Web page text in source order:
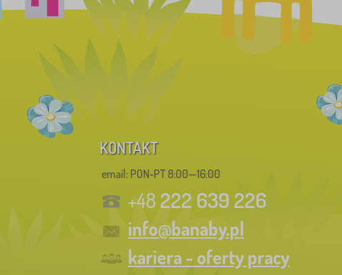
KONTAKT
email: PON-PT 8:00—16:00
+48222 639 226
info@banaby.pl
kariera - oferty pracy